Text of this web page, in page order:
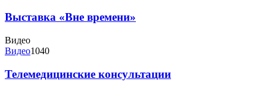
Выставка «Вне времени»
Видео
Видео1040
Телемедицинские консультации